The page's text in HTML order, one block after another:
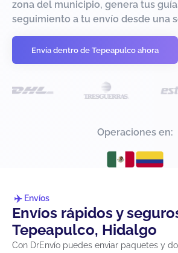
zona del municipio, genera tus
seguimiento a tu envío desde una
Envía dentro de Tepeapulco ahora
Operaciones en:
Envíos
Envíos rápidos y
Tepeapulco, Hidalgo
Con DrEnvío puedes enviar paquetes y